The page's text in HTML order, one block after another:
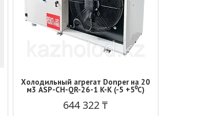
Холодильный агрегат Donper на 20
м3 ASP-СH-QR-26-1 K-K (-5 +5⁰С)
644 322 ₸